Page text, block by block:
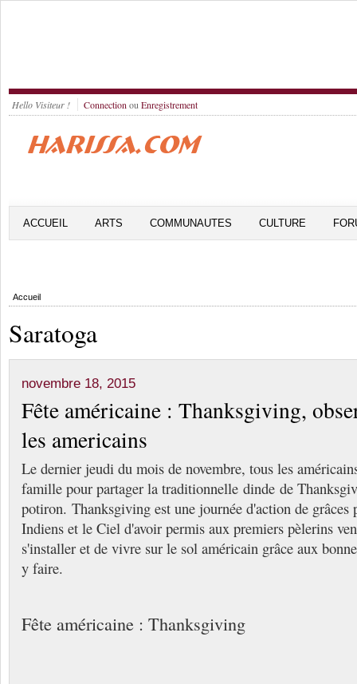
Hello Visiteur ! Connection ou Enregistrement
ACCUEIL ARTS COMMUNAUTES CULTURE
Accueil
Saratoga
novembre 18, 2015
Fête américaine : Thanksgiving,
les americains
Le dernier jeudi du mois de novembre, tous les
famille pour partager la traditionnelle dinde de
potiron. Thanksgiving est une journée d'action de grâces
Indiens et le Ciel d'avoir permis aux premiers pèlerins
s'installer et de vivre sur le sol américain grâce aux
y faire.
Fête américaine : Thanksgiving